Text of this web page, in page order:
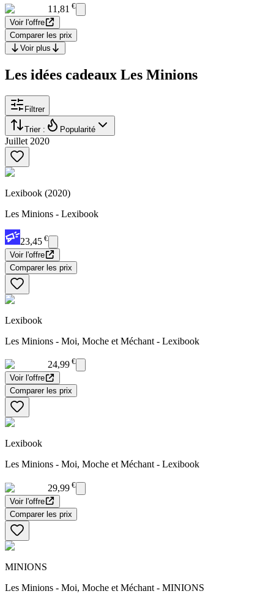
11,81 €
Voir l'offre
Comparer les prix
Voir plus
Les idées cadeaux Les Minions
Filtrer
Trier : Popularité
Juillet 2020
Lexibook (2020)
Les Minions - Lexibook
23,45 €
Voir l'offre
Comparer les prix
Lexibook
Les Minions - Moi, Moche et Méchant - Lexibook
24,99 €
Voir l'offre
Comparer les prix
Lexibook
Les Minions - Moi, Moche et Méchant - Lexibook
29,99 €
Voir l'offre
Comparer les prix
MINIONS
Les Minions - Moi, Moche et Méchant - MINIONS